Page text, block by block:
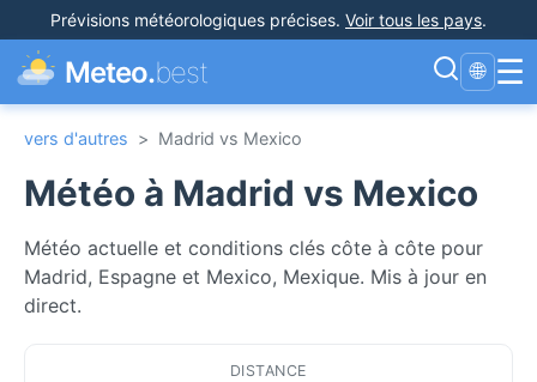
Prévisions météorologiques précises. Voir tous les pays.
Meteo.best 🌐 ☰
vers d'autres > Madrid vs Mexico
Météo à Madrid vs Mexico
Météo actuelle et conditions clés côte à côte pour
Madrid, Espagne et Mexico, Mexique. Mis à jour en
direct.
DISTANCE